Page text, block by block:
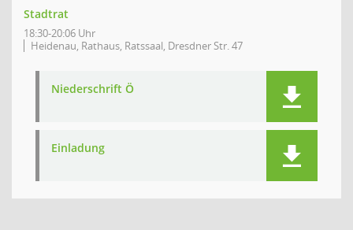
Stadtrat
18:30-20:06 Uhr
Heidenau, Rathaus, Ratssaal, Dresdner Str. 47
Niederschrift Ö
Einladung